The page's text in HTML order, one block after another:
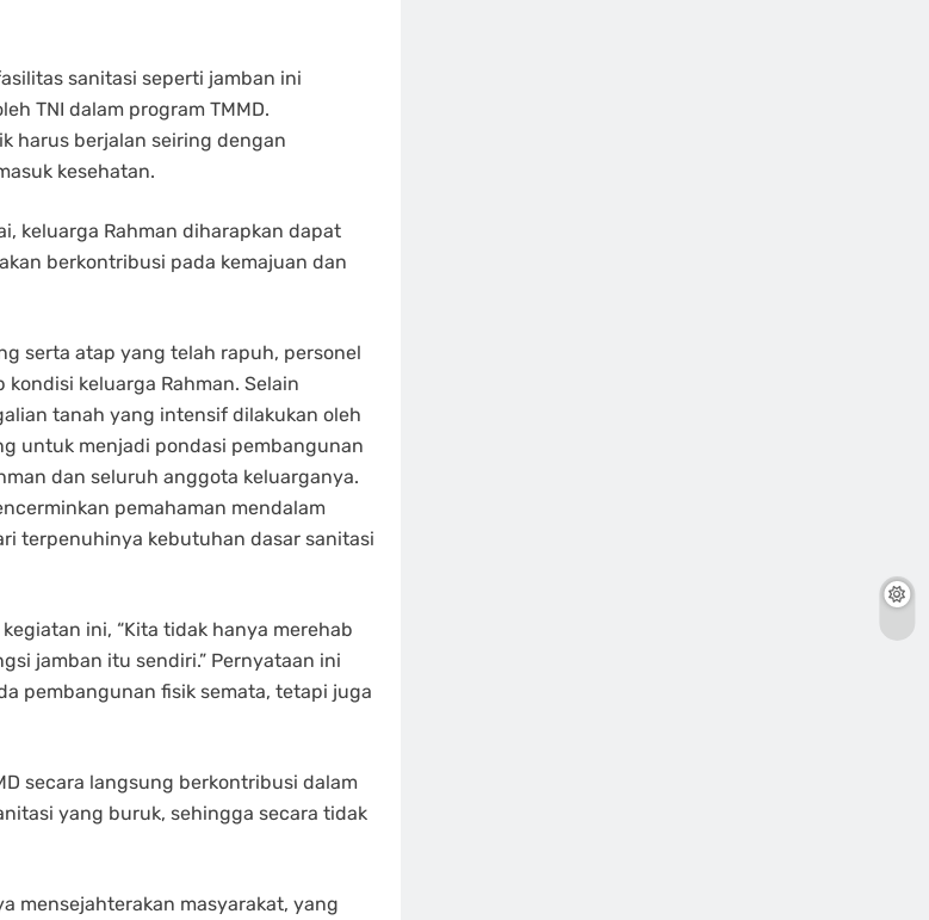
sanitasi seperti jamban ini
TNI dalam program TMMD.
harus berjalan seiring dengan
kesehatan.
keluarga Rahman diharapkan dapat
berkontribusi pada kemajuan dan
serta atap yang telah rapuh, personel
keluarga Rahman. Selain
tanah yang intensif dilakukan oleh
untuk menjadi pondasi pembangunan
dan seluruh anggota keluarganya.
pemahaman mendalam
terpenuhinya kebutuhan dasar sanitasi
ini, “Kita tidak hanya merehab
jamban itu sendiri.” Pernyataan ini
pembangunan fisik semata, tetapi juga
secara langsung berkontribusi dalam
yang buruk, sehingga secara tidak
mensejahterakan masyarakat, yang